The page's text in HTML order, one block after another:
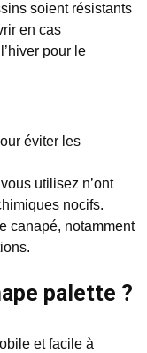
soient résistants
en cas
pour le
éviter les
utilisez n’ont
nocifs.
canapé, notamment
palette ?
et facile à